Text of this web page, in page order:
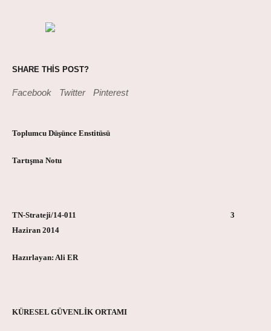
SHARE THIS POST?
Facebook Twitter Pinterest
Toplumcu Düşünce Enstitüsü
Tartışma Notu
TN-Strateji/14-011 3
Haziran 2014
Hazırlayan: Ali ER
KÜRESEL GÜVENLİK ORTAMI